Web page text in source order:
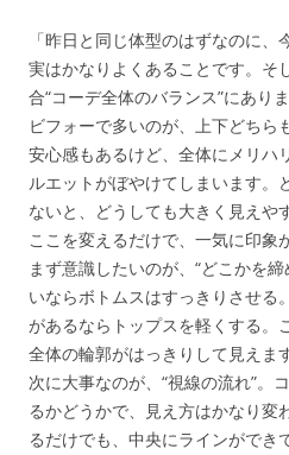
「昨日と同じ体型のはずなのに、
実はかなりよくあることです。そ
合“コーデ全体のバランス”にありま
ビフォーで多いのが、上下どちら
安心感もあるけど、全体にメリハ
ルエットがぼやけてしまいます。
ないと、どうしても大きく見えや
ここを変えるだけで、一気に印象
まず意識したいのが、“どこかを
いならボトムスはすっきりさせる
があるならトップスを軽くする。
全体の輪郭がはっきりして見えます
次に大事なのが、“視線の流れ”。
るかどうかで、見え方はかなり変
るだけでも、中央にラインができ